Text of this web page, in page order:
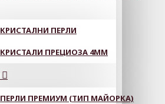
КРИСТАЛНИ ПЕРЛИ
КРИСТАЛИ ПРЕЦИОЗА 4ММ
ПЕРЛИ ПРЕМИУМ (ТИП МАЙОРКА)